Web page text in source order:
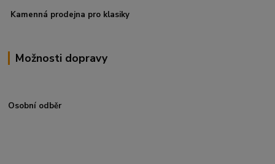
Kamenná prodejna pro klasiky
Možnosti dopravy
Osobní odběr